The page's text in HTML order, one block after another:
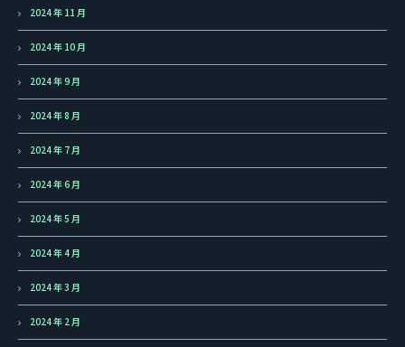
2024 年 11 月
2024 年 10 月
2024 年 9 月
2024 年 8 月
2024 年 7 月
2024 年 6 月
2024 年 5 月
2024 年 4 月
2024 年 3 月
2024 年 2 月